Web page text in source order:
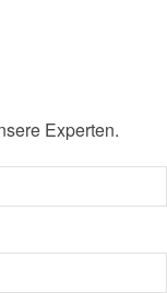
Experten.